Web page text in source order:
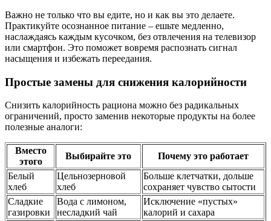
Важно не только что вы едите, но и как вы это делаете.
Практикуйте осознанное питание – ешьте медленно,
наслаждаясь каждым кусочком, без отвлечения на телевизор
или смартфон. Это поможет вовремя распознать сигнал
насыщения и избежать переедания.
Простые замены для снижения калорийности
Снизить калорийность рациона можно без радикальных
ограничений, просто заменив некоторые продукты на более
полезные аналоги:
Вместо
этого
Выбирайте это
Почему это работает
Белый
хлеб
Цельнозерновой
хлеб
Больше клетчатки, дольше
сохраняет чувство сытости
Сладкие
газировки
Вода с лимоном,
несладкий чай
Исключение «пустых»
калорий и сахара